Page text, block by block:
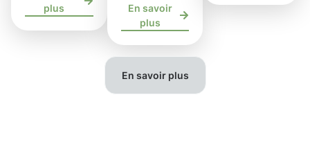
plus
En savoir
plus
En savoir plus